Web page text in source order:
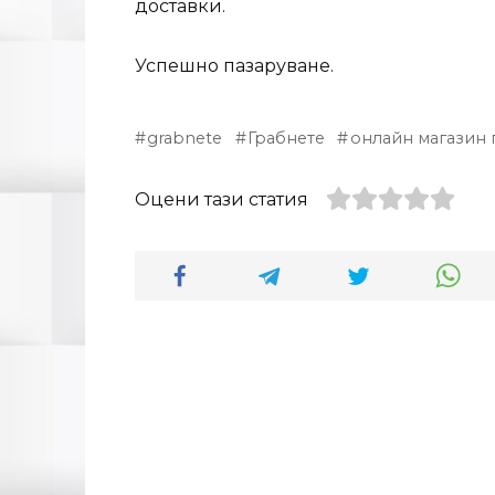
доставки.
Успешно пазаруване.
grabnete Грабнете онлайн магазин
Оцени тази статия